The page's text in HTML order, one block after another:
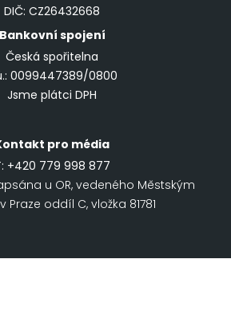
DIČ: CZ26432668
Bankovní spojení
Česká spořitelna
0099447389/0800
Jsme plátci DPH
pro média
+420 779 998 877
u OR, vedeného Městským
Praze oddíl C, vložka 81781